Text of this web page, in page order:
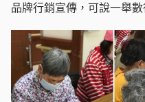
品牌行銷宣傳，可說一舉數